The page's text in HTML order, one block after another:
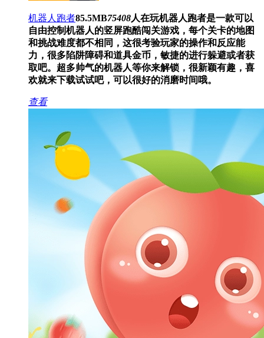
机器人跑者85.5MB75408人在玩机器人跑者是一款可以
自由控制机器人的竖屏跑酷闯关游戏，每个关卡的地图
和挑战难度都不相同，这很考验玩家的操作和反应能
力，很多陷阱障碍和道具金币，敏捷的进行躲避或者获
取吧。超多帅气的机器人等你来解锁，很新颖有趣，喜
欢就来下载试试吧，可以很好的消磨时间哦。
查看